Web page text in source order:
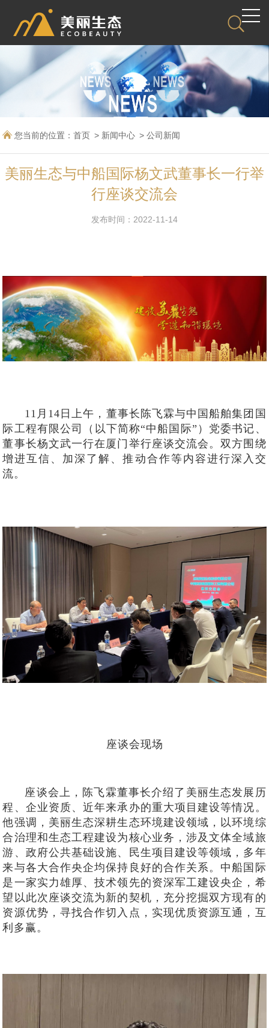
您当前的位置：首页 新闻中心 公司新闻
美丽生态与中船国际杨文武董事长一行举
行座谈交流会
发布时间：2022-11-14
11月14日上午，董事长陈飞霖与中国船舶集团国
际工程有限公司（以下简称“中船国际”）党委书记、
董事长杨文武一行在厦门举行座谈交流会。双方围绕
增进互信、加深了解、推动合作等内容进行深入交
流。
座谈会现场
座谈会上，陈飞霖董事长介绍了美丽生态发展历
程、企业资质、近年来承办的重大项目建设等情况。
他强调，美丽生态深耕生态环境建设领域，以环境综
合治理和生态工程建设为核心业务， 涉及文体全域旅
游、政府公共基础设施、民生项目建设等领域，多年
来与各大合作央企均保持良好的合作关系 。 中船国际
是一家实力雄厚、技术领先的资深军工建设央企 ， 希
望以此次座谈交流为新的契机，充分挖掘双方现有的
资源优势， 寻找合作切入点 ，实现优质资源互通，互
利多赢。